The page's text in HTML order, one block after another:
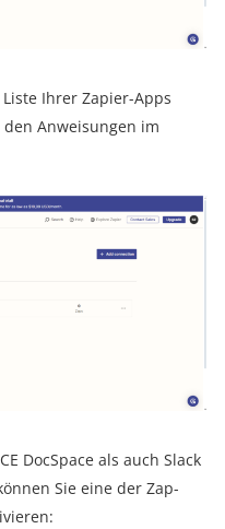
Ihrer Zapier-Apps
Anweisungen im
DocSpace als auch Slack
Sie eine der Zap-